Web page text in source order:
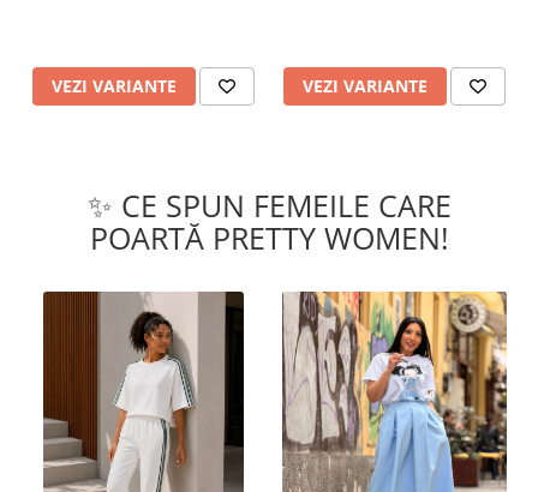
VEZI VARIANTE VEZI VARIANTE
✨ CE SPUN FEMEILE CARE
POARTĂ PRETTY WOMEN!